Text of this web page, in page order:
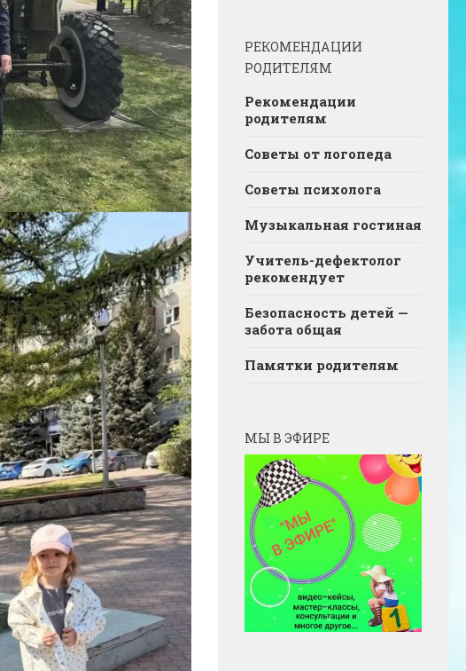
РЕКОМЕНДАЦИИ
РОДИТЕЛЯМ
Рекомендации
родителям
Советы от логопеда
Советы психолога
Музыкальная гостиная
Учитель-дефектолог
рекомендует
Безопасность детей —
забота общая
Памятки родителям
МЫ В ЭФИРЕ